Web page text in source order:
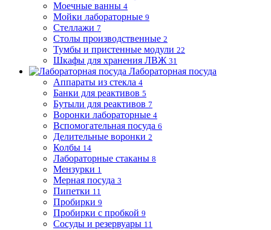
Моечные ванны 4
Мойки лабораторные 9
Стеллажи 7
Столы производственные 2
Тумбы и пристенные модули 22
Шкафы для хранения ЛВЖ 31
Лабораторная посуда
Аппараты из стекла 4
Банки для реактивов 5
Бутыли для реактивов 7
Воронки лабораторные 4
Вспомогательная посуда 6
Делительные воронки 2
Колбы 14
Лабораторные стаканы 8
Мензурки 1
Мерная посуда 3
Пипетки 11
Пробирки 9
Пробирки с пробкой 9
Сосуды и резервуары 11